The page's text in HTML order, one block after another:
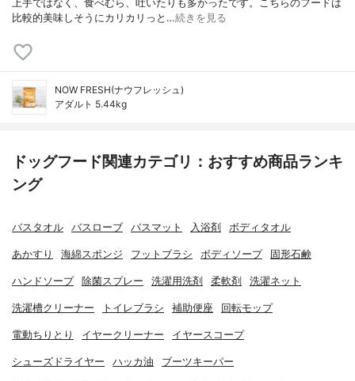
上手ではなく、食べむら、吐いたりも多かったです。こちらのフードは
比較的美味しそうにカリカリっと…続きを見る
NOW FRESH(ナウフレッシュ)
アダルト 5.44kg
ドッグフード関連カテゴリ：おすすめ商品ランキ
ング
バスタオル バスローブ バスマット 入浴剤 ボディタオル
あかすり 海綿スポンジ フットブラシ ボディソープ 固形石鹸
ハンドソープ 除菌スプレー 洗濯用洗剤 柔軟剤 洗濯ネット
洗濯槽クリーナー トイレブラシ 補助便座 回転モップ
電動ちりとり イヤークリーナー イヤースコープ
シューズドライヤー ハッカ油 ブーツキーパー